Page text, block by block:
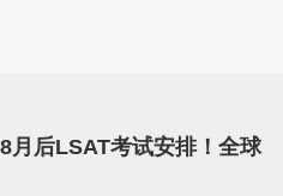
月后LSAT考试安排！全球